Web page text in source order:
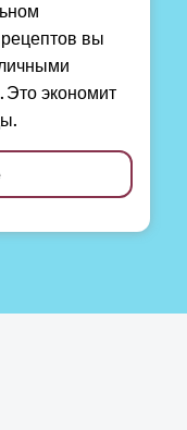
вы
Это экономит